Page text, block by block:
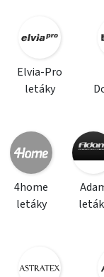
Elvia-Pro
letáky
4home
letáky